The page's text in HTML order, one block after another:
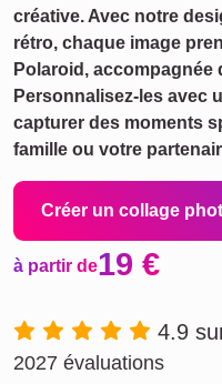
créative. Avec notre
rétro, chaque image
Polaroid,
Personnalisez-les avec
capturer des moments
famille ou votre
Créer un collage
à partir de19 €
4.9
2027 évaluations